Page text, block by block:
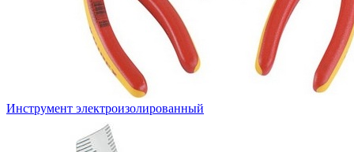
Инструмент электроизолированный